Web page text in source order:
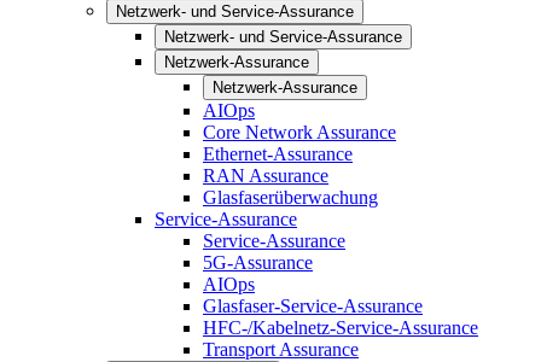
Netzwerk- und Service-Assurance
Netzwerk- und Service-Assurance
Netzwerk-Assurance
Netzwerk-Assurance
AIOps
Core Network Assurance
Ethernet-Assurance
RAN Assurance
Glasfaserüberwachung
Service-Assurance
Service-Assurance
5G-Assurance
AIOps
Glasfaser-Service-Assurance
HFC-/Kabelnetz-Service-Assurance
Transport Assurance